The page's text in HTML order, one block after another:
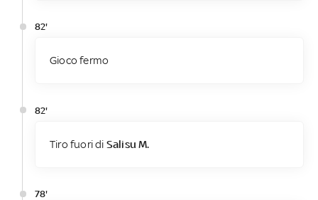
82'
Gioco fermo
82'
Tiro fuori di Salisu M.
78'